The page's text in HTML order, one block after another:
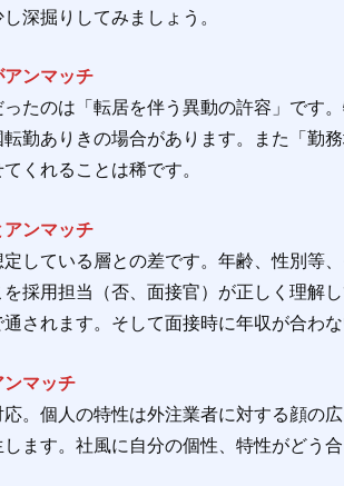
深掘りしてみましょう。
アンマッチ
たのは「転居を伴う異動の許容」です
勤ありきの場合があります。また「勤
くれることは稀です。
アンマッチ
している層との差です。年齢、性別等
採用担当（否、面接官）が正しく理解
されます。そして面接時に年収が合わ
ンマッチ
。個人の特性は外注業者に対する顔の
ます。社風に自分の個性、特性がどう